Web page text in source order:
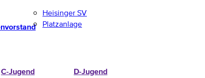
C-Jugend D-Jugend
Heisinger SV
Platzanlage